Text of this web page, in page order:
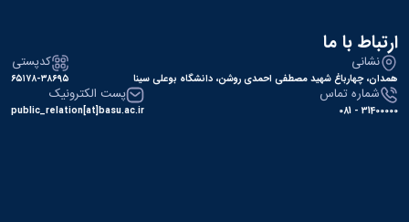
ارتباط با ما
نشانی
همدان، چهارباغ شهید مصطفی احمدی روشن، دانشگاه بوعلی سینا
کدپستی
۶۵۱۷۸-۳۸۶۹۵
شماره تماس
31400000 - 081
پست الکترونیک
public_relation[at]basu.ac.ir